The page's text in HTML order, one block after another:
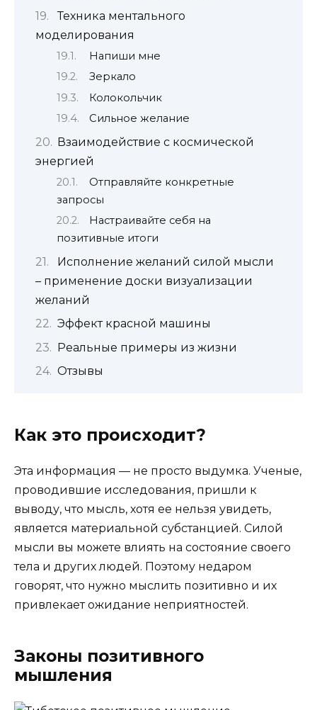
Техника ментального
моделирования
Напиши мне
Зеркало
Колокольчик
Сильное желание
Взаимодействие с космической
энергией
Отправляйте конкретные
запросы
Настраивайте себя на
позитивные итоги
Исполнение желаний силой мысли
– применение доски визуализации
желаний
Эффект красной машины
Реальные примеры из жизни
Отзывы
Как это происходит?
Эта информация — не просто выдумка. Ученые,
проводившие исследования, пришли к
выводу, что мысль, хотя ее нельзя увидеть,
является материальной субстанцией. Силой
мысли вы можете влиять на состояние своего
тела и других людей. Поэтому недаром
говорят, что нужно мыслить позитивно и их
привлекает ожидание неприятностей.
Законы позитивного
мышления